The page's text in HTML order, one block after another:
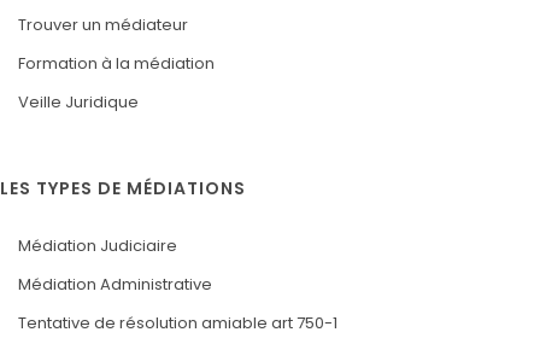
Trouver un médiateur
Formation à la médiation
Veille Juridique
LES TYPES DE MÉDIATIONS
Médiation Judiciaire
Médiation Administrative
Tentative de résolution amiable art 750-1